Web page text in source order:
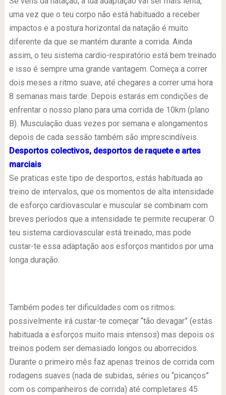
uma vez que o teu corpo não está habituado a receber
impactos e a postura horizontal da natação é muito
diferente da que se mantém durante a corrida. Ainda
assim, o teu sistema cardio-respiratório está bem treinado
e isso é sempre uma grande vantagem. Começa a correr
dois meses a ritmo suave, até chegares a correr uma hora
8 semanas mais tarde. Depois estarás em condições de
enfrentar o nosso plano para uma corrida de 10km (plano
B). Musculação duas vezes por semana e alongamentos
depois de cada sessão também são imprescindíveis.
Desportos colectivos, desportos de raquete e artes
marciais
Se praticas este tipo de desportos, estás habituada ao
treino de intervalos, que os momentos de alta intensidade
de esforço cardiovascular e muscular se combinam com
breves períodos que a intensidade te permite recuperar. O
teu sistema cardiovascular está treinado, mas pode
custar-te essa adaptação aos esforços mantidos por uma
longa duração.
Também podes ter dificuldades com os ritmos:
possivelmente irá custar-te começar “tão devagar” (estás
habituada a esforços muito mais intensos) mas depois os
treinos podem ser demasiado longos ou aborrecidos.
Durante o primeiro mês faz apenas treinos de corrida com
rodagens suaves (nada de subidas, séries ou “picanços”
com os companheiros de corrida) até completares 45